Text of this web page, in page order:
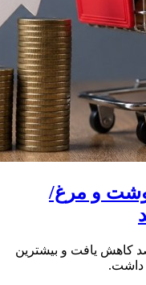
گوشت و مرغ/
گوشت قرمزوسفید 4.7درصد کاهش یافت و بیشترین
داشت.